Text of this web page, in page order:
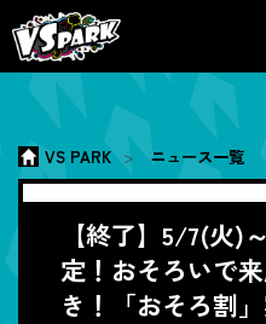
VS PARK ニュース一覧
【終了】5/7(火)
定！おそろいで
き！「おそろ割